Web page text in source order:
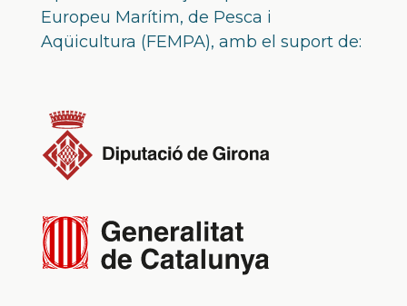
Europeu Marítim, de Pesca i
Aqüicultura (FEMPA), amb el suport de: